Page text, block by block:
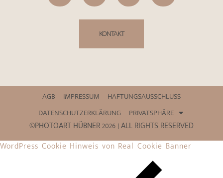
KONTAKT
AGB IMPRESSUM
HAFTUNGSAUSSCHLUSS
DATENSCHUTZERKLÄRUNG
PRIVATSPHÄRE
©PHOTOART HÜBNER 2026 | ALL RIGHTS RESERVED
WordPress Cookie Hinweis von Real Cookie Banner